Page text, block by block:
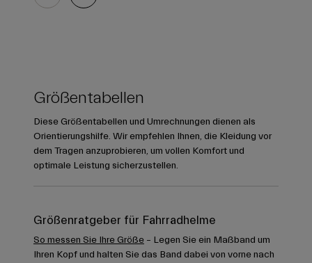
Größentabellen
Diese Größentabellen und Umrechnungen dienen als
Orientierungshilfe. Wir empfehlen Ihnen, die Kleidung vor
dem Tragen anzuprobieren, um vollen Komfort und
optimale Leistung sicherzustellen.
Größenratgeber für Fahrradhelme
So messen Sie Ihre Größe – Legen Sie ein Maßband um
Ihren Kopf und halten Sie das Band dabei von vorne nach